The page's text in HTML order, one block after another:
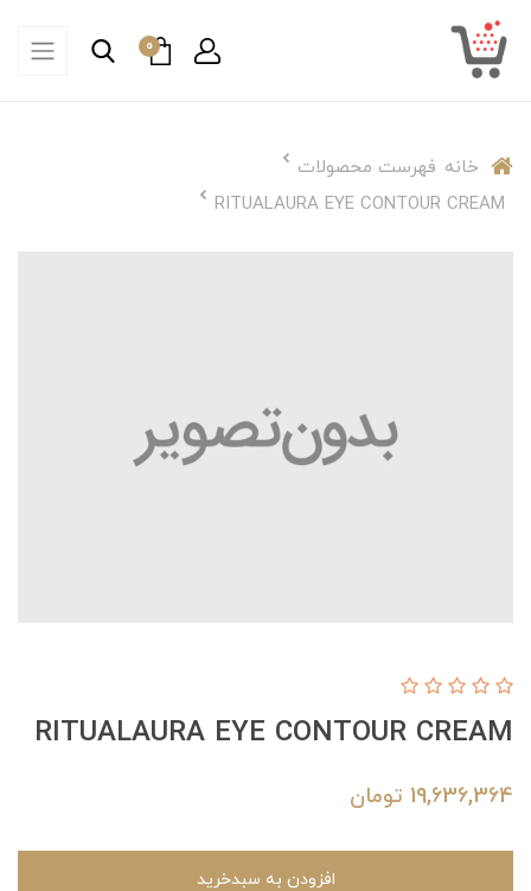
0
خانه فهرست محصولات
RITUALAURA EYE CONTOUR CREAM
RITUALAURA EYE CONTOUR CREAM
19,636,364 تومان
افزودن به سبدخرید